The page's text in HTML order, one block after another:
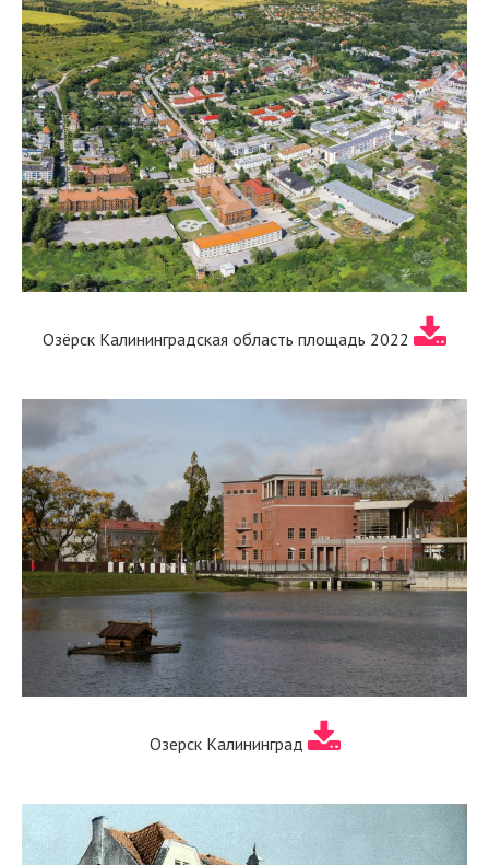
Озёрск Калининградская область площадь 2022
Озерск Калининград